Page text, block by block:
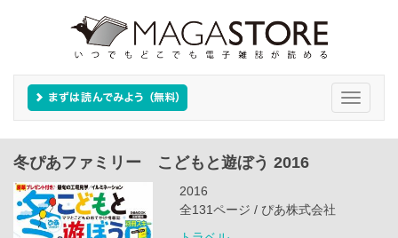
Toggle
冬ぴあファミリー こどもと遊ぼう 2016
2016
全131ページ / ぴあ株式会社